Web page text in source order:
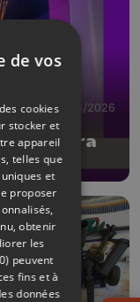
05/06/2026
opéra
de vos
cookies
stocker et
appareil
telles que
et
proposer
obtenir
les
peuvent
fins et à
données